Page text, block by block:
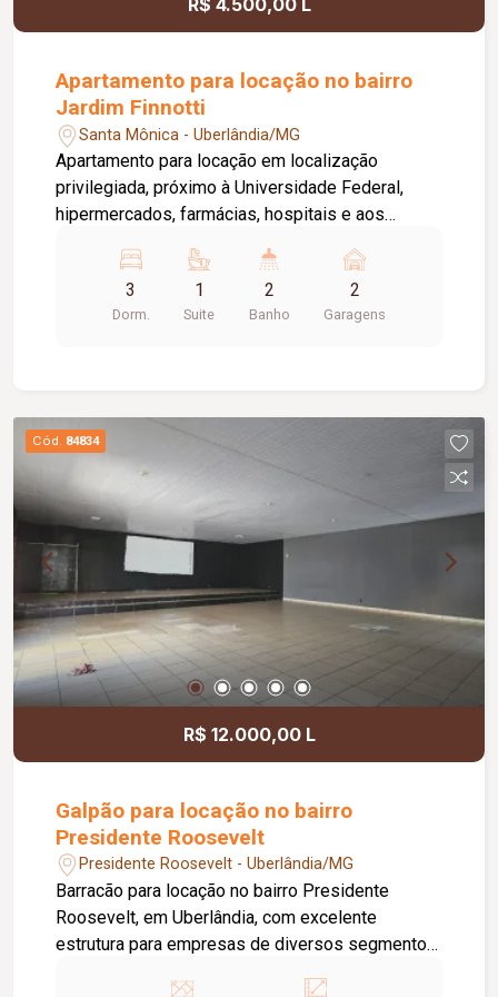
R$ 4.500,00 L
Apartamento para locação no bairro
Jardim Finnotti
Santa Mônica - Uberlândia/MG
Apartamento para locação em localização
privilegiada, próximo à Universidade Federal,
hipermercados, farmácias, hospitais e aos
03 quartos, sendo 01 suíte ampla com closet,
oferecendo conforto e praticidade para toda a
família. Possui sala espaçosa com vista livre,
de lazer e confraternização. O apartamento
dispõe ainda de elevador e 02 vagas de
3
Dorm.
1
Suite
2
Banho
2
Garagens
Cód. 84834
R$ 12.000,00 L
Galpão para locação no bairro
Presidente Roosevelt
Presidente Roosevelt - Uberlândia/MG
Barracão para locação no bairro Presidente
Roosevelt, em Uberlândia, com excelente
estrutura para empresas de diversos segmentos.